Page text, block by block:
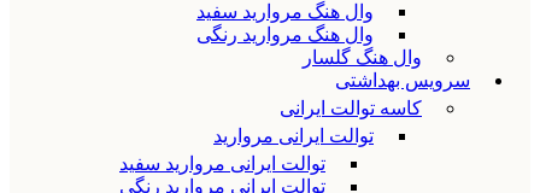
وال هنگ مروارید سفید
وال هنگ مروارید رنگی
وال هنگ گلسار
سرویس بهداشتی
کاسه توالت ایرانی
توالت ایرانی مروارید
توالت ایرانی مروارید سفید
توالت ایرانی مروارید رنگی